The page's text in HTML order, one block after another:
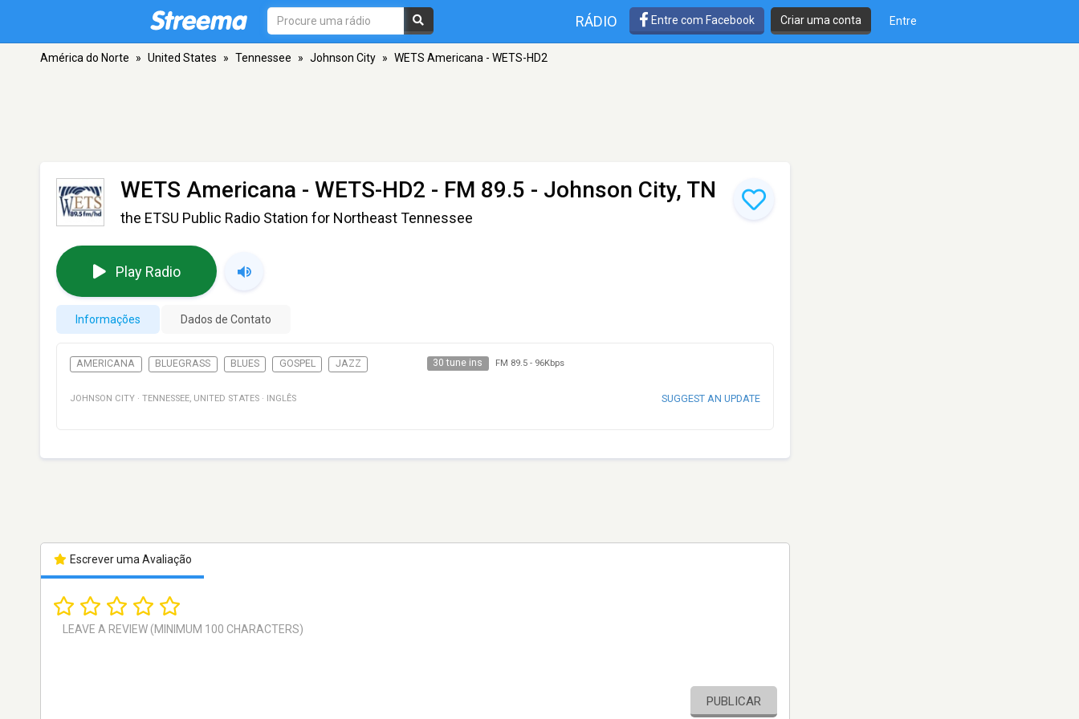
RÁDIO Entre com Facebook Criar uma conta Entre
América do Norte » United States » Tennessee » Johnson City » WETS Americana - WETS-HD2
WETS Americana - WETS-HD2 - FM 89.5 - Johnson City, TN
the ETSU Public Radio Station for Northeast Tennessee
Play Radio
Informações Dados de Contato
AMERICANA BLUEGRASS BLUES GOSPEL JAZZ 30 tune ins FM 89.5- 96Kbps
JOHNSON CITY · TENNESSEE, UNITED STATES · INGLÊS SUGGEST AN UPDATE
Escrever uma Avaliação
PUBLICAR